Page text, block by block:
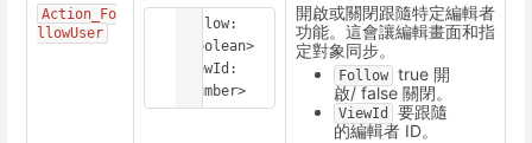
Action_Fo
llowUser
Follow:
<Boolean>
ViewId:
<Number>
開啟或關閉跟隨特定編輯者
功能。這會讓編輯畫面和指
定對象同步。
Follow true 開
啟/ false 關閉。
ViewId
要跟隨
的編輯者 ID。